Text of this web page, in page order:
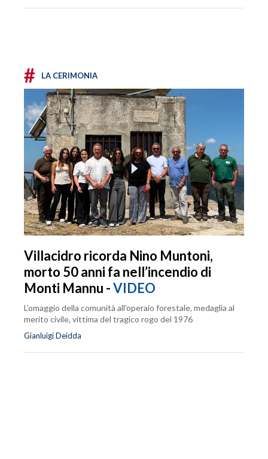
# LA CERIMONIA
Villacidro ricorda Nino Muntoni,
morto 50 anni fa nell’incendio di
Monti Mannu -VIDEO
L’omaggio della comunità all’operaio forestale, medaglia al
merito civile, vittima del tragico rogo del 1976
Gianluigi Deidda